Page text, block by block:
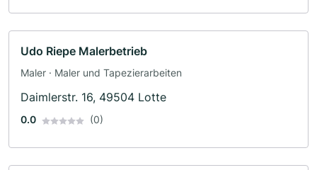
Udo Riepe Malerbetrieb
Maler · Maler und Tapezierarbeiten
Daimlerstr. 16, 49504 Lotte
0.0 (0)